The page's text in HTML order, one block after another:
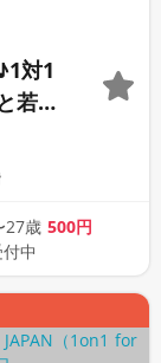
対1
若め
1相
付
27歳 500円
中